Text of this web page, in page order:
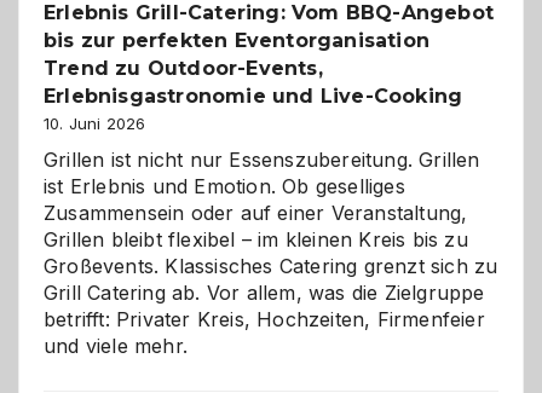
Erlebnis Grill-Catering: Vom BBQ-Angebot
bis zur perfekten Eventorganisation
Trend zu Outdoor-Events,
Erlebnisgastronomie und Live-Cooking
10. Juni 2026
Grillen ist nicht nur Essenszubereitung. Grillen
ist Erlebnis und Emotion. Ob geselliges
Zusammensein oder auf einer Veranstaltung,
Grillen bleibt flexibel – im kleinen Kreis bis zu
Großevents. Klassisches Catering grenzt sich zu
Grill Catering ab. Vor allem, was die Zielgruppe
betrifft: Privater Kreis, Hochzeiten, Firmenfeier
und viele mehr.